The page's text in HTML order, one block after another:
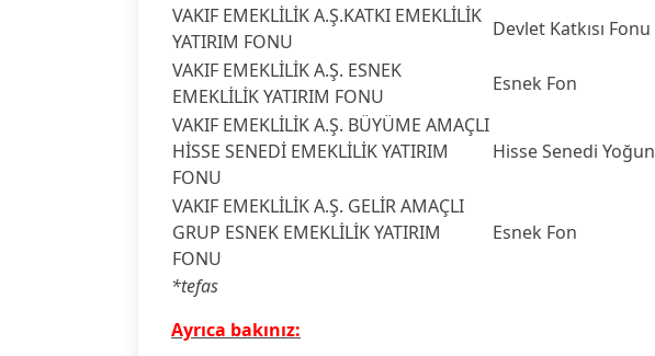
VAKIF EMEKLİLİK A.Ş.KATKI EMEKLİLİK
YATIRIM FONU
Devlet Katkısı Fonu
VAKIF EMEKLİLİK A.Ş. ESNEK
EMEKLİLİK YATIRIM FONU
Esnek Fon
VAKIF EMEKLİLİK A.Ş. BÜYÜME AMAÇLI
HİSSE SENEDİ EMEKLİLİK YATIRIM
FONU
Hisse Senedi Yoğun
VAKIF EMEKLİLİK A.Ş. GELİR AMAÇLI
GRUP ESNEK EMEKLİLİK YATIRIM
FONU
Esnek Fon
*tefas
Ayrıca bakınız: